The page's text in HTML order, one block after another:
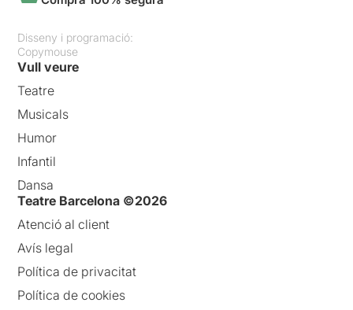
Disseny i programació:
Copymouse
Vull veure
Teatre
Musicals
Humor
Infantil
Dansa
Teatre Barcelona ©2026
Atenció al client
Avís legal
Política de privacitat
Política de cookies